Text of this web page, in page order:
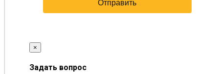
×
Задать вопрос